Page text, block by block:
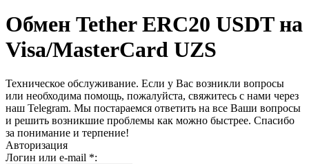
Обмен Tether ERC20 USDT на
Visa/MasterCard UZS
Техническое обслуживание. Если у Вас возникли вопросы
или необходима помощь, пожалуйста, свяжитесь с нами через
наш Telegram. Мы постараемся ответить на все Ваши вопросы
и решить возникшие проблемы как можно быстрее. Спасибо
за понимание и терпение!
Авторизация
Логин или e-mail *: